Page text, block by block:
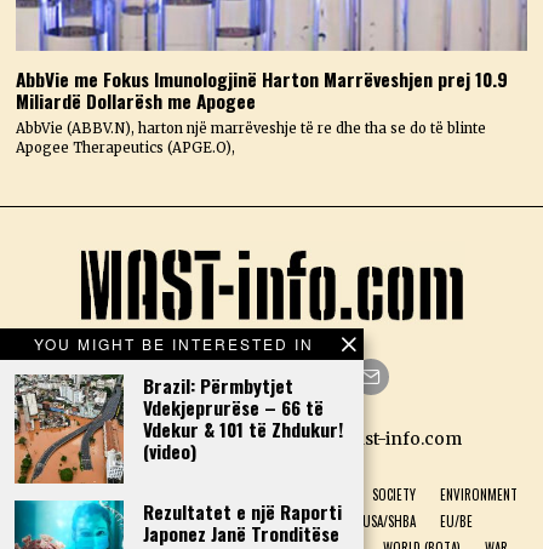
AbbVie me Fokus Imunologjinë Harton Marrëveshjen prej 10.9
Miliardë Dollarësh me Apogee
AbbVie (ABBV.N), harton një marrëveshje të re dhe tha se do të blinte
Apogee Therapeutics (APGE.O),
YOU MIGHT BE INTERESTED IN
Brazil: Përmbytjet
Vdekjeprurëse – 66 të
Vdekur & 101 të Zhdukur!
(video)
Rezultatet e një Raporti
Japonez Janë Tronditëse
Facebook
TwitterInstagram
LinkedIn
Designed by N.D. — Copyright Mast-info.com
SOCIETY
ENVIRONMENT
NATURAL PHENOMENON
HEALTH SPORT USA/SHBA
EU/BE